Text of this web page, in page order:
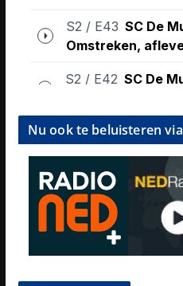
Nu ook te beluisteren via